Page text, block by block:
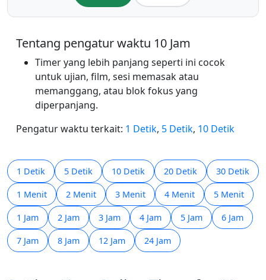
Tentang pengatur waktu 10 Jam
Timer yang lebih panjang seperti ini cocok
untuk ujian, film, sesi memasak atau
memanggang, atau blok fokus yang
diperpanjang.
Pengatur waktu terkait: 1 Detik, 5 Detik, 10 Detik
1 Detik 5 Detik 10 Detik 20 Detik 30 Detik
1 Menit 2 Menit 3 Menit 4 Menit 5 Menit
1 Jam 2 Jam 3 Jam 4 Jam 5 Jam 6 Jam
7 Jam 8 Jam 12 Jam 24 Jam